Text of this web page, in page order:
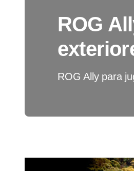
ROG
ROG Ally para